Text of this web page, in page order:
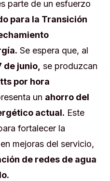
parte de un esfuerzo
para la Transición
Se espera que, al
de junio, se produzcan
por hora
un ahorro del
actual. Este
fortalecer la
mejoras del servicio,
de redes de agua